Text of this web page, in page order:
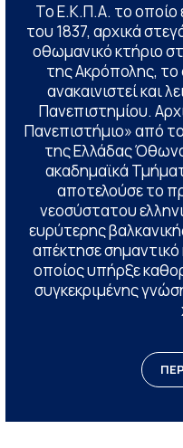
Το Ε.Κ.Π.Α. το οποίο
του 1837, αρχικά
οθωμανικό κτήριο
της Ακρόπολης, το
ανακαινιστεί και
Πανεπιστημίου.
Πανεπιστήμιο» από
της Ελλάδας
ακαδημαϊκά
αποτελούσε το
νεοσύστατου
ευρύτερης
απέκτησε σημαντικό
οποίος υπήρξε
συγκεκριμένης